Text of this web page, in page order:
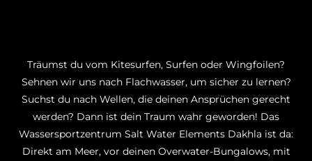
Träumst du vom Kitesurfen, Surfen oder Wingfoilen?
Sehnen wir uns nach Flachwasser, um sicher zu lernen?
Suchst du nach Wellen, die deinen Ansprüchen gerecht
werden? Dann ist dein Traum wahr geworden! Das
Wassersportzentrum Salt Water Elements Dakhla ist da:
Direkt am Meer, vor deinen Overwater-Bungalows, mit